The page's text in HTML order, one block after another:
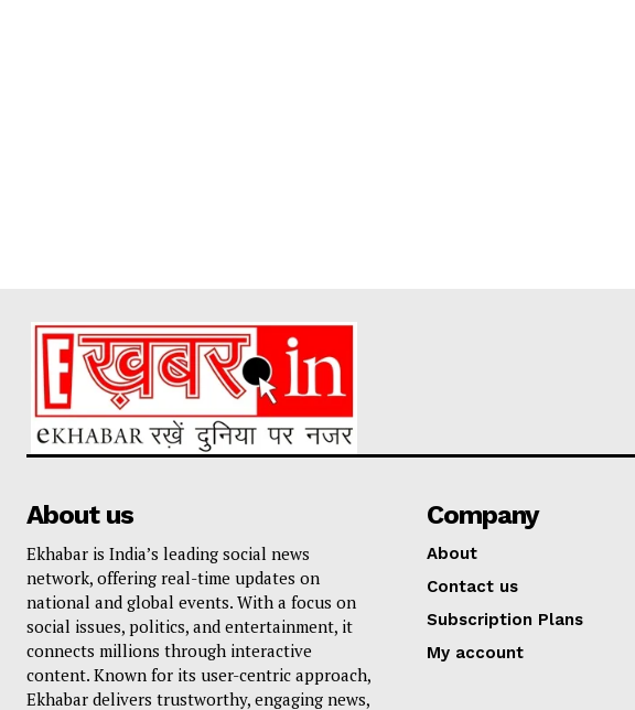
About us
Ekhabar is India’s leading social news
network, offering real-time updates on
national and global events. With a focus on
social issues, politics, and entertainment, it
connects millions through interactive
content. Known for its user-centric approach,
Ekhabar delivers trustworthy, engaging news,
Company
About
Contact us
Subscription Plans
My account